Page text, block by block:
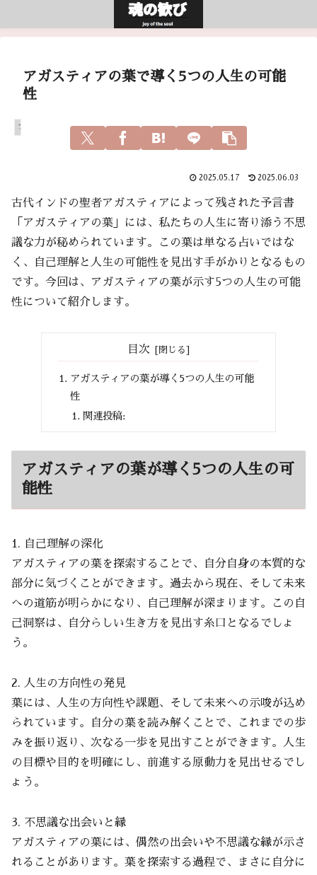
アガスティアの葉で導く5つの人生の可能
性
アガスティアの葉
2025.05.17 2025.06.03
古代インドの聖者アガスティアによって残された予言書
「アガスティアの葉」には、私たちの人生に寄り添う不思
議な力が秘められています。この葉は単なる占いではな
く、自己理解と人生の可能性を見出す手がかりとなるもの
です。今回は、アガスティアの葉が示す5つの人生の可能
性について紹介します。
目次
アガスティアの葉が導く5つの人生の可能
性
関連投稿:
アガスティアの葉が導く5つの人生の可
能性
1. 自己理解の深化
アガスティアの葉を探索することで、自分自身の本質的な
部分に気づくことができます。過去から現在、そして未来
への道筋が明らかになり、自己理解が深まります。この自
己洞察は、自分らしい生き方を見出す糸口となるでしょ
う。
2. 人生の方向性の発見
葉には、人生の方向性や課題、そして未来への示唆が込め
られています。自分の葉を読み解くことで、これまでの歩
みを振り返り、次なる一歩を見出すことができます。人生
の目標や目的を明確にし、前進する原動力を見出せるでし
ょう。
3. 不思議な出会いと縁
アガスティアの葉には、偶然の出会いや不思議な縁が示さ
れることがあります。葉を探索する過程で、まさに自分に